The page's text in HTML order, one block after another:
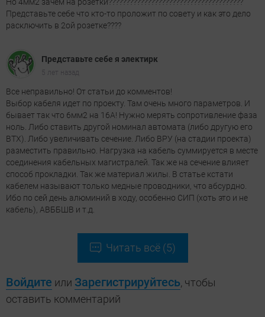
Представьте себе что кто-то проложит по совету и как это дело
расключить в 2ой розетке????
Представьте себе я электирк
5 лет назад
Все неправильно! От статьи до комментов!
Выбор кабеля идет по проекту. Там очень много параметров. И
бывает так что 6мм2 на 16А! Нужно мерять сопротивление фаза
ноль. Либо ставить другой номинал автомата (либо другую его
ВТХ). Либо увеличивать сечение. Либо ВРУ (на стадии проекта)
разместить правильно. Нагрузка на кабель суммируется в месте
соединения кабельных магистралей. Так же на сечение влияет
способ прокладки. Так же материал жилы. В статье кстати
кабелем называют только медные проводники, что абсурдно.
Ибо по сей день алюминий в ходу, особенно СИП (хоть это и не
кабель), АВББШВ и т.д.
Читать всё (5)
Войдите или Зарегистрируйтесь, чтобы
оставить комментарий